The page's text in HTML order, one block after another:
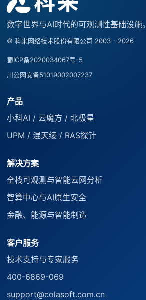
数字世界与AI时代的可观测性基础设施。
© 科来网络技术股份有限公司 2003 - 2026
蜀ICP备2020034067号-5
川公网安备51019002007237
产品
小科AI / 云魔方 / 北极星
UPM / 混天绫 / RAS探针
解决方案
全栈可观测与智能云网分析
智算中心与AI原生安全
金融、能源与智能制造
客户服务
技术支持与专家服务
400-6869-069
support@colasoft.com.cn